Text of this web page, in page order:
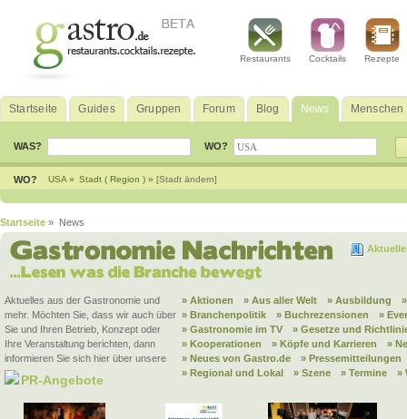
Restaurants Cocktails Rezepte
Startseite Guides Gruppen Forum Blog News Menschen
WAS? WO?
WO? USA » Stadt ( Region ) » [Stadt ändern]
Startseite » News
Aktuelles aus der Gastronomie und
mehr. Möchten Sie, dass wir auch über
Sie und Ihren Betrieb, Konzept oder
Ihre Veranstaltung berichten, dann
informieren Sie sich hier über unsere
PR-Angebote
» Aktionen » Aus aller Welt » Ausbildung
» Branchenpolitik
» Buchrezensionen
»
» Gastronomie im TV
» Gesetze und
» Kooperationen
» Köpfe und Karrieren
»
» Neues von Gastro.de
» Pressemitteilungen
» Regional und Lokal
» Szene » Termine »